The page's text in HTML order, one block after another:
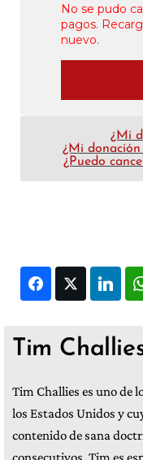
No se pudo
pagos.
nuevo.
¿Mi
¿Mi donación
¿Puedo
FacebookTwitter
Tim
Tim Challies es uno de
los Estados Unidos y
contenido de sana
consecutivos. Tim es